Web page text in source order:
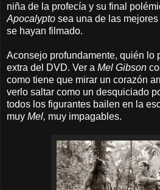
niña de la profecía y su final
Apocalypto sea una de las
se hayan filmado.
Aconsejo profundamente, quién lo
extra del DVD. Ver a Mel Gibson
como tiene que mirar un corazón
verlo saltar como un desquiciado
todos los figurantes bailen en la
muy Mel, muy impagables.